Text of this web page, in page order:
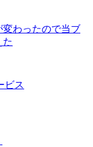
変わったので当ブ
た
ビス